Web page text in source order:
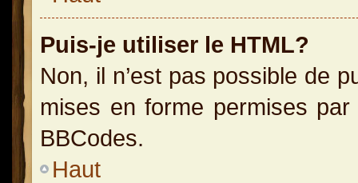
Puis-je utiliser le HTML?
Non, il n’est pas possible de
mises en forme permises
BBCodes.
Haut